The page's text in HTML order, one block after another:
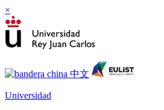
×
Universidad